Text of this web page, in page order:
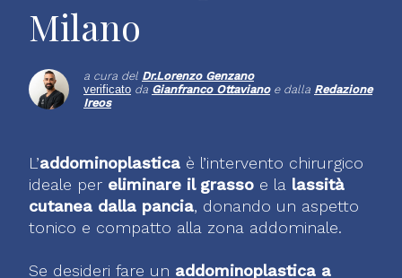
Milano
a cura del Dr.Lorenzo Genzano
verificato da Gianfranco Ottavianoe dalla Redazione
Ireos
L’addominoplastica è l’intervento chirurgico
ideale per eliminare il grasso e la lassità
cutanea dalla pancia, donando un aspetto
tonico e compatto alla zona addominale.
Se desideri fare un addominoplastica a